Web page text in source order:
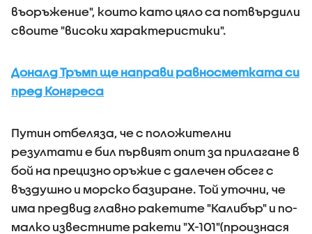
въоръжение", които като цяло са потвърдили
своите "високи характеристики".
Доналд Тръмп ще направи равносметката си
пред Конгреса
Путин отбеляза, че с положителни
резултати е бил първият опит за прилагане в
бой на прецизно оръжие с далечен обсег с
въздушно и морско базиране. Той уточни, че
има предвид главно ракетите "Калибър" и по-
малко известните ракети "Х-101"(произнася